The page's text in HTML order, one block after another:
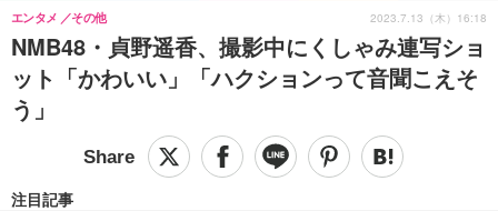
IT・デジタル
IT・デジタルTOP スマートフォン
ショッピング その他
SPEED TEST
エンタメ
エンタメTOP 映画・ドラマ
リリース一覧
NMB48・貞野遥香、撮影中にくしゃみ連写ショ
ット「かわいい」「ハクションって音聞こえそ
う」
エンタメ その他
注目記事
2023.7.13（木）16:18